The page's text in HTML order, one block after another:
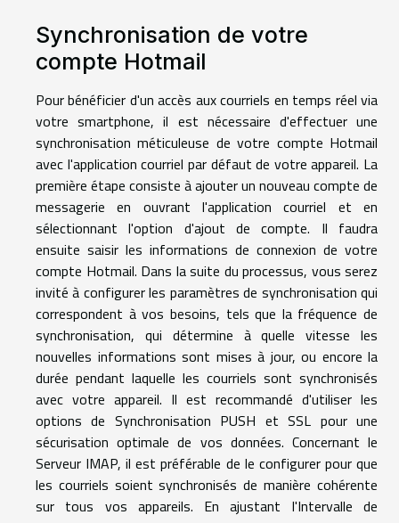
Synchronisation de votre
compte Hotmail
Pour bénéficier d'un accès aux courriels en temps réel via
votre smartphone, il est nécessaire d'effectuer une
synchronisation méticuleuse de votre compte Hotmail
avec l'application courriel par défaut de votre appareil. La
première étape consiste à ajouter un nouveau compte de
messagerie en ouvrant l'application courriel et en
sélectionnant l'option d'ajout de compte. Il faudra
ensuite saisir les informations de connexion de votre
compte Hotmail. Dans la suite du processus, vous serez
invité à configurer les paramètres de synchronisation qui
correspondent à vos besoins, tels que la fréquence de
synchronisation, qui détermine à quelle vitesse les
nouvelles informations sont mises à jour, ou encore la
durée pendant laquelle les courriels sont synchronisés
avec votre appareil. Il est recommandé d'utiliser les
options de Synchronisation PUSH et SSL pour une
sécurisation optimale de vos données. Concernant le
Serveur IMAP, il est préférable de le configurer pour que
les courriels soient synchronisés de manière cohérente
sur tous vos appareils. En ajustant l'Intervalle de